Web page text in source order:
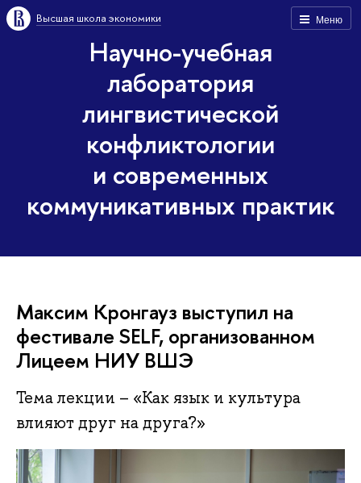
Меню
Высшая школа экономики
Научно-учебная
лаборатория
лингвистической
конфликтологии
и современных
коммуникативных практик
Максим Кронгауз выступил на
фестивале SELF, организованном
Лицеем НИУ ВШЭ
Тема лекции – «Как язык и культура
влияют друг на друга?»